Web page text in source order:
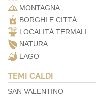
MONTAGNA
BORGHI E CITTÀ
LOCALITÀ TERMALI
NATURA
LAGO
TEMI CALDI
SAN VALENTINO